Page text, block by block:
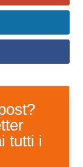
tutti i